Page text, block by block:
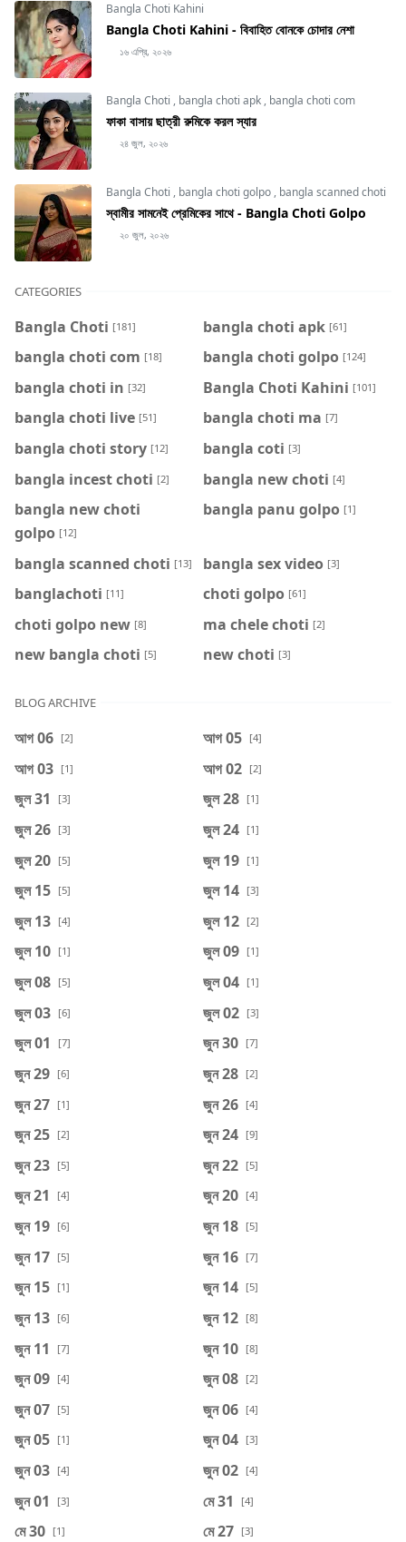
Bangla Choti Kahini
Bangla Choti Kahini - বিবাহিত বোনকে চোদার নেশা
১৬ এপ্রি, ২০২৬
Bangla Choti , bangla choti apk , bangla choti com
ফাকা বাসায় ছাত্রী রুমিকে করল স্যার
২৪ জুল, ২০২৬
Bangla Choti , bangla choti golpo , bangla scanned choti
স্বামীর সামনেই প্রেমিকের সাথে - Bangla Choti Golpo
২০ জুল, ২০২৬
CATEGORIES
Bangla Choti [181] bangla choti apk [61]
bangla choti com [18] bangla choti golpo [124]
bangla choti in [32] Bangla Choti Kahini [101]
bangla choti live [51] bangla choti ma [7]
bangla choti story [12] bangla coti [3]
bangla incest choti [2] bangla new choti [4]
bangla new choti
golpo [12]
bangla panu golpo [1]
bangla scanned choti [13] bangla sex video [3]
banglachoti [11] choti golpo [61]
choti golpo new [8] ma chele choti [2]
new bangla choti [5] new choti [3]
BLOG ARCHIVE
আগ 06 [2] আগ 05 [4]
আগ 03 [1] আগ 02 [2]
জুল 31 [3] জুল 28 [1]
জুল 26 [3] জুল 24 [1]
জুল 20 [5] জুল 19 [1]
জুল 15 [5] জুল 14 [3]
জুল 13 [4] জুল 12 [2]
জুল 10 [1] জুল 09 [1]
জুল 08 [5] জুল 04 [1]
জুল 03 [6] জুল 02 [3]
জুল 01 [7] জুন 30 [7]
জুন 29 [6] জুন 28 [2]
জুন 27 [1] জুন 26 [4]
জুন 25 [2] জুন 24 [9]
জুন 23 [5] জুন 22 [5]
জুন 21 [4] জুন 20 [4]
জুন 19 [6] জুন 18 [5]
জুন 17 [5] জুন 16 [7]
জুন 15 [1] জুন 14 [5]
জুন 13 [6] জুন 12 [8]
জুন 11 [7] জুন 10 [8]
জুন 09 [4] জুন 08 [2]
জুন 07 [5] জুন 06 [4]
জুন 05 [1] জুন 04 [3]
জুন 03 [4] জুন 02 [4]
জুন 01 [3] মে 31 [4]
মে 30 [1] মে 27 [3]